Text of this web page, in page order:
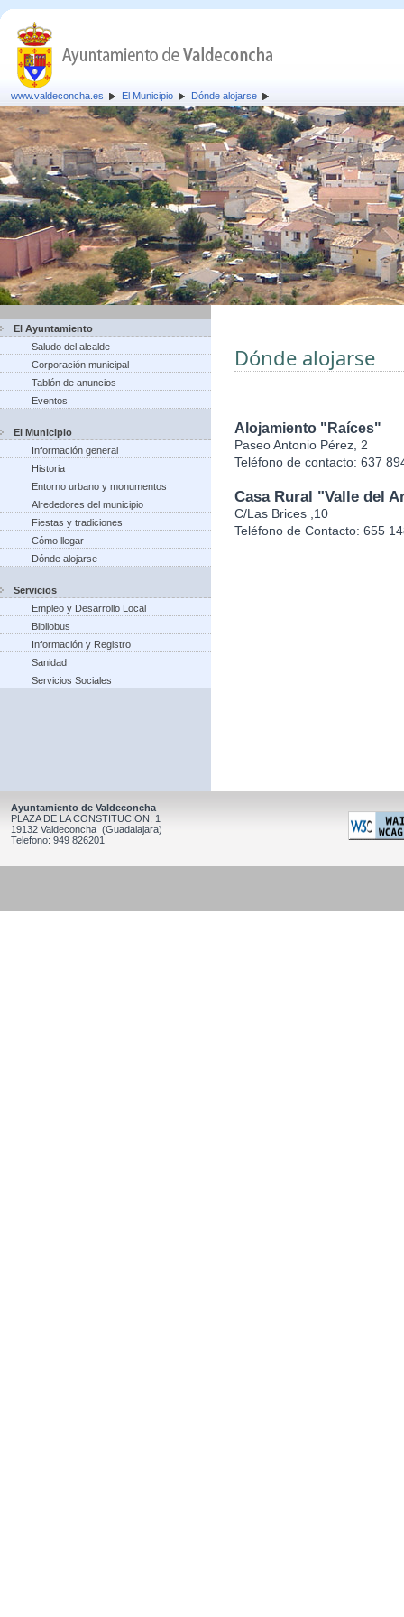
www.valdeconcha.es El Municipio Dónde alojarse
El Ayuntamiento
Saludo del alcalde
Corporación municipal
Tablón de anuncios
Eventos
El Municipio
Información general
Historia
Entorno urbano y monumentos
Alrededores del municipio
Fiestas y tradiciones
Cómo llegar
Dónde alojarse
Servicios
Empleo y Desarrollo Local
Bibliobus
Información y Registro
Sanidad
Servicios Sociales
Dónde alojarse
Alojamiento "Raíces"
Paseo Antonio Pérez, 2
Teléfono de contacto: 637
Casa Rural "Valle del
C/Las Brices ,10
Teléfono de Contacto: 655
Ayuntamiento de Valdeconcha
PLAZA DE LA CONSTITUCION, 1
19132 Valdeconcha (Guadalajara)
Telefono: 949 826201